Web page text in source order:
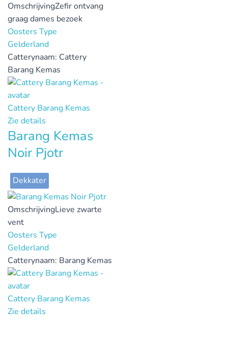
OmschrijvingZefir ontvang
graag dames bezoek
Oosters Type
Gelderland
Catterynaam: Cattery
Barang Kemas
Cattery Barang Kemas
Zie details
Barang Kemas
Noir Pjotr
Dekkater
OmschrijvingLieve zwarte
vent
Oosters Type
Gelderland
Catterynaam: Barang Kemas
Cattery Barang Kemas
Zie details